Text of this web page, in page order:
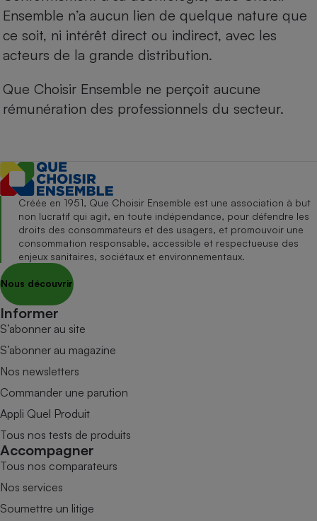
Ensemble n’a aucun lien de quelque nature que
ce soit, ni intérêt direct ou indirect, avec les
acteurs de la grande distribution.
Que Choisir Ensemble ne perçoit aucune
rémunération des professionnels du secteur.
Créée en 1951, Que Choisir Ensemble est une association à but
non lucratif qui agit, en toute indépendance, pour défendre les
droits des consommateurs et des usagers, et promouvoir une
consommation responsable, accessible et respectueuse des
enjeux sanitaires, sociétaux et environnementaux.
Nous découvrir
Informer
S’abonner au site
S’abonner au magazine
Nos newsletters
Commander une parution
Appli Quel Produit
Tous nos tests de produits
Accompagner
Tous nos comparateurs
Nos services
Soumettre un litige